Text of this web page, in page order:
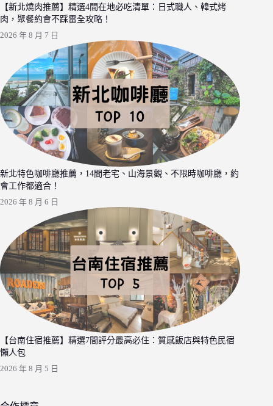
【新北燒肉推薦】精選4間在地必吃清單：日式職人、韓式烤
肉，聚餐約會不踩雷全攻略！
2026 年 8 月 7 日
新北特色咖啡廳推薦，14間老宅、山海景觀、不限時咖啡廳，約
會工作都適合！
2026 年 8 月 6 日
【台南住宿推薦】精選7間評分最高必住：質感飯店與特色民宿
懶人包
2026 年 8 月 5 日